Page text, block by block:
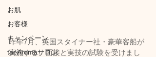
お肌
お客様
キャンペーン
taeAromaサロン
昨年7月、英国スタイナー社・豪華客船が
実施する、面接と実技の試験を受けまし